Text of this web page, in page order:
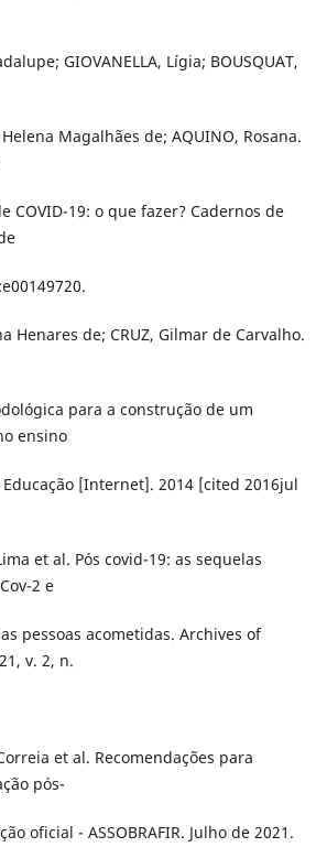
GIOVANELLA, Lígia; BOUSQUAT,
Magalhães de; AQUINO, Rosana.
COVID-19: o que fazer? Cadernos de
Henares de; CRUZ, Gilmar de Carvalho.
para a construção de um
ensino
[Internet]. 2014 [cited 2016jul
et al. Pós covid-19: as sequelas
2 e
pessoas acometidas. Archives of
v. 2, n.
et al. Recomendações para
pós-
oficial - ASSOBRAFIR. Julho de 2021.